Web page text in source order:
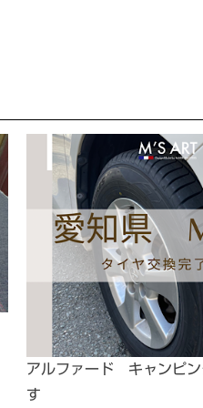
アルファード キャンピ
す